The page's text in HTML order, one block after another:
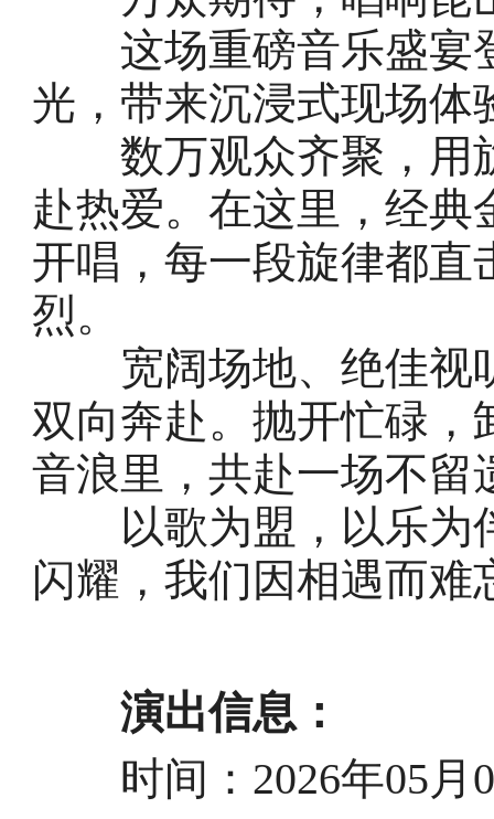
这场重磅音乐盛宴
光，带来沉浸式现场体
数万观众齐聚，用
赴热爱。在这里，经
开唱，每一段旋律都直
烈。
宽阔场地、绝佳视
双向奔赴。抛开忙碌，
音浪里，共赴一场不留
以歌为盟，以乐为
闪耀，我们因相遇而难
演出信息：
时间：2026年05月